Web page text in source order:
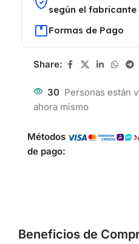
según el fabricante
Formas de Pago
Share:
30 Personas están
ahora mismo
Métodos
de pago:
Beneficios de